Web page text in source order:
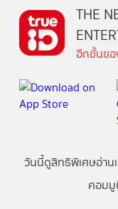
THE
อีกขั้นขอ
วันนี้ดูสิทธิพิเศษอ่าน
คอม